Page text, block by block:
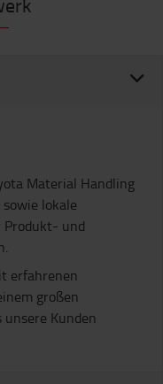
Material Handling
lokale
Produkt- und
erfahrenen
großen
Kunden